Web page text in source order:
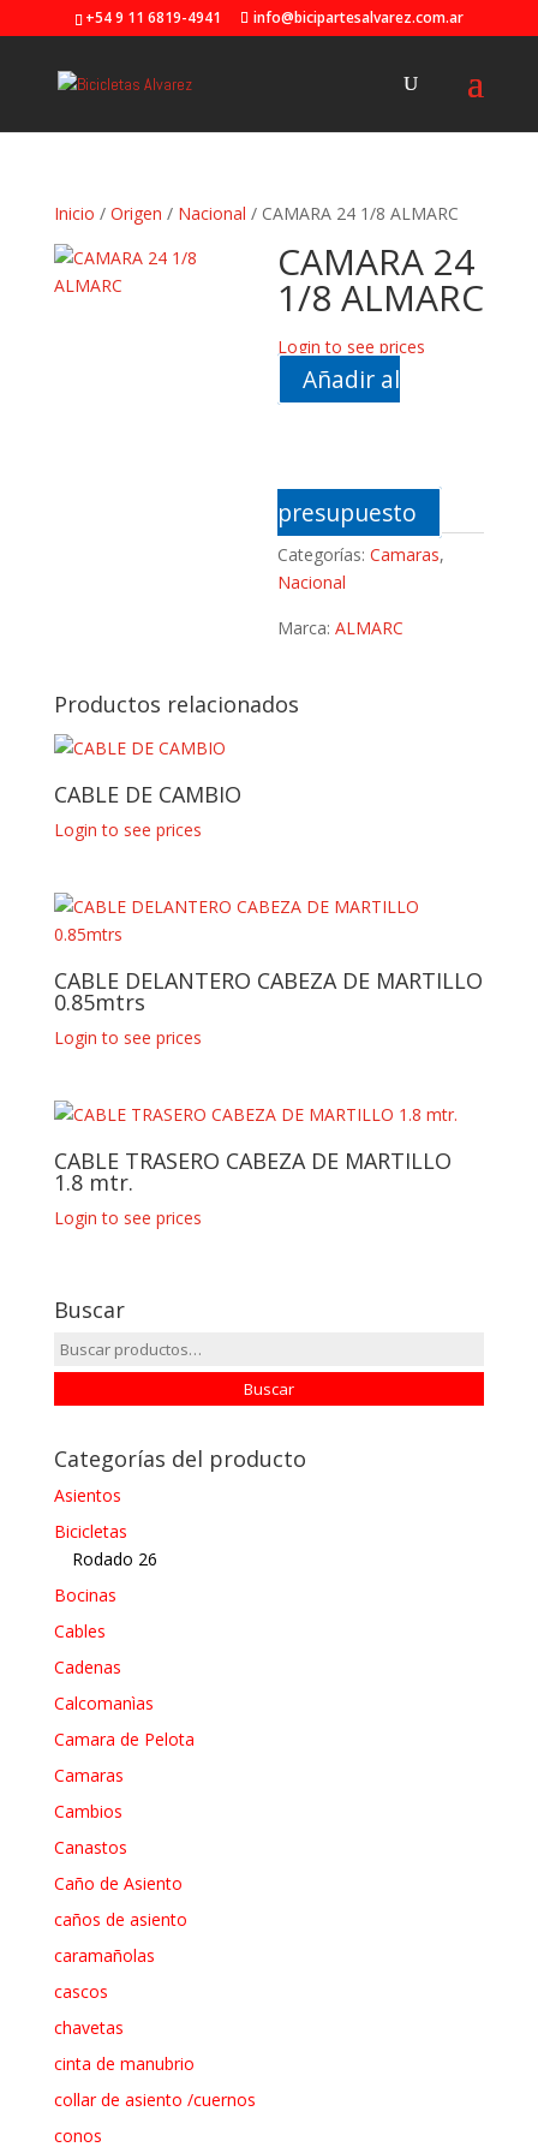
+54 9 11 6819-4941 info@bicipartesalvarez.com.ar
Inicio / Origen / Nacional / CAMARA 24 1/8 ALMARC
CAMARA 24
1/8 ALMARC
Login to see prices
Añadir al
presupuesto
Categorías:Camaras,
Nacional
Marca:ALMARC
Productos relacionados
CABLE DE CAMBIO
Login to see prices
CABLE DELANTERO CABEZA DE MARTILLO
0.85mtrs
Login to see prices
CABLE TRASERO CABEZA DE MARTILLO
1.8 mtr.
Login to see prices
Buscar
Buscar
por:
Buscar
Categorías del producto
Asientos
Bicicletas
Rodado 26
Bocinas
Cables
Cadenas
Calcomanìas
Camara de Pelota
Camaras
Cambios
Canastos
Caño de Asiento
caños de asiento
caramañolas
cascos
chavetas
cinta de manubrio
collar de asiento /cuernos
conos